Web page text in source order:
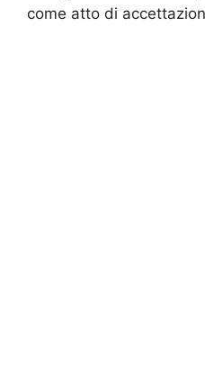
come atto di